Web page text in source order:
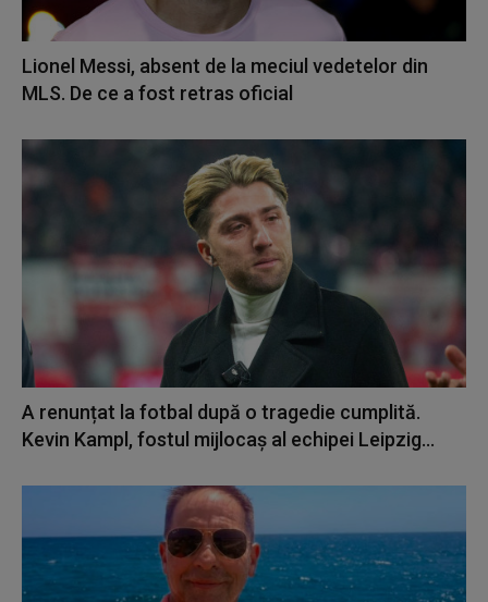
Lionel Messi, absent de la meciul vedetelor din
MLS. De ce a fost retras oficial
A renunțat la fotbal după o tragedie cumplită.
Kevin Kampl, fostul mijlocaş al echipei Leipzig...